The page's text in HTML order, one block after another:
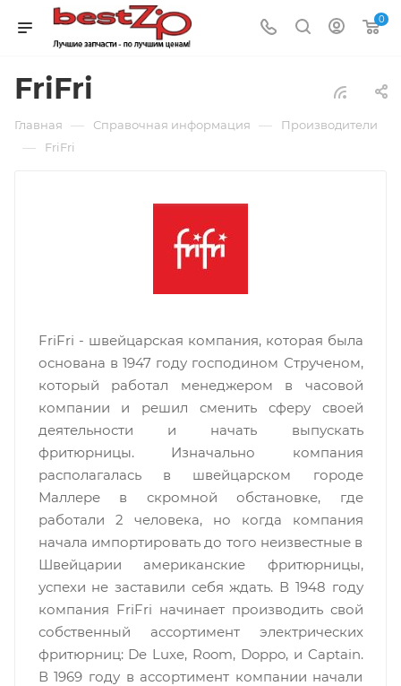
0
FriFri
Главная — Справочная информация — Производители
— FriFri
FriFri - швейцарская компания, которая была
основана в 1947 году господином Струченом,
который работал менеджером в часовой
компании и решил сменить сферу своей
деятельности и начать выпускать
фритюрницы. Изначально компания
располагалась в швейцарском городе
Маллере в скромной обстановке, где
работали 2 человека, но когда компания
начала импортировать до того неизвестные в
Швейцарии американские фритюрницы,
успехи не заставили себя ждать. В 1948 году
компания FriFri начинает производить свой
собственный ассортимент электрических
фритюрниц: De Luxe, Room, Doppo, и Captain.
В 1969 году в ассортимент компании начали